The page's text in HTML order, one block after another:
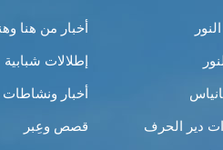
دير الحرف
أخبار من هنا
إطلالات شبابية
أخبار
قصص وعِبر